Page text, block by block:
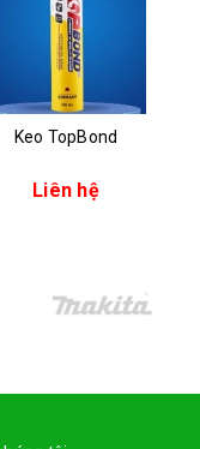
Keo TopBond
Liên hệ